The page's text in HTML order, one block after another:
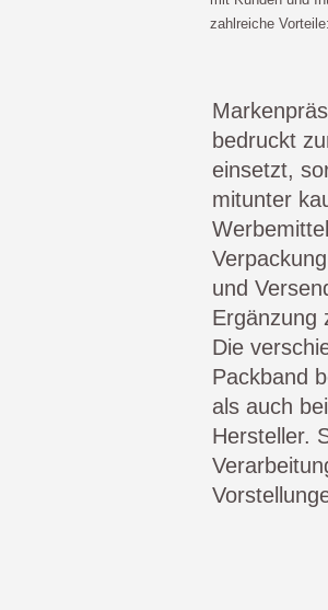
zahlreiche
bedruckt
einsetzt,
mitunter
und
Ergänzung
Die
Packband
als auch
Hersteller.